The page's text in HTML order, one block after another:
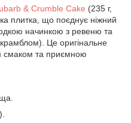
& Crumble Cake (235 г,
плитка, що поєднує ніжний
начинкою з ревеню та
Це оригінальне
смаком та приємною